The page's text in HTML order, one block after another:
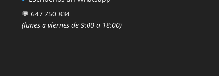
💬 647 750 834
(lunes a viernes de 9:00 a 18:00)